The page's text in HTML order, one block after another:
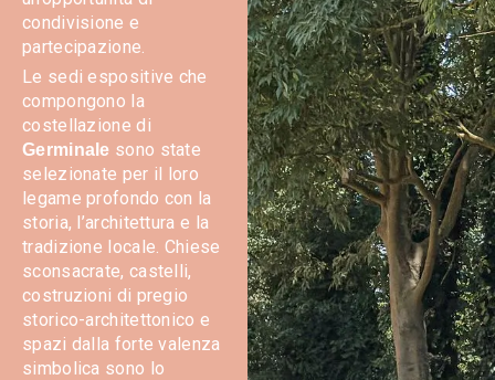
condivisione e
partecipazione.
Le sedi espositive che
compongono la
costellazione di
Germinale sono state
selezionate per il loro
legame profondo con la
storia, l’architettura e la
tradizione locale. Chiese
sconsacrate, castelli,
costruzioni di pregio
storico-architettonico e
spazi dalla forte valenza
simbolica sono lo